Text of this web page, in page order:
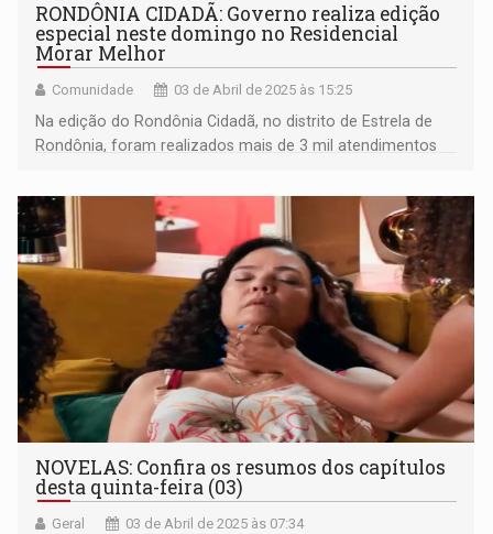
RONDÔNIA CIDADÃ: Governo realiza edição
especial neste domingo no Residencial
Morar Melhor
Comunidade 03 de Abril de 2025 às 15:25
Na edição do Rondônia Cidadã, no distrito de Estrela de
Rondônia, foram realizados mais de 3 mil atendimentos
NOVELAS: Confira os resumos dos capítulos
desta quinta-feira (03)
Geral 03 de Abril de 2025 às 07:34